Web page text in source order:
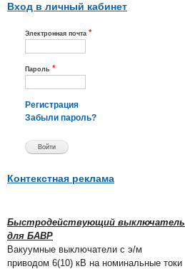
Вход в личный кабинет
Электронная почта *
Пароль *
Регистрация
Забыли пароль?
Контекстная реклама
Быстродействующий выключатель
для БАВР
Вакуумные выключатели с э/м
приводом 6(10) кВ на номинальные токи